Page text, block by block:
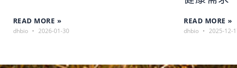
READ MORE »
dhbio 2026-01-30
READ MORE »
dhbio 2025-12-